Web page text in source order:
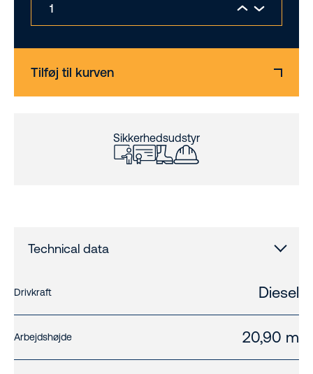
Tilføj til kurven
Sikkerhedsudstyr
Technical data
Drivkraft Diesel
Arbejdshøjde 20,90 m